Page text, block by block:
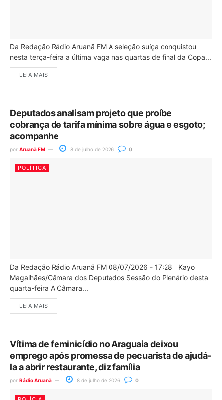
Da Redação Rádio Aruanã FM A seleção suíça conquistou
nesta terça-feira a última vaga nas quartas de final da Copa...
LEIA MAIS
Deputados analisam projeto que proíbe
cobrança de tarifa mínima sobre água e esgoto;
acompanhe
por Aruanã FM 8 de julho de 2026 0
POLÍTICA
Da Redação Rádio Aruanã FM 08/07/2026 - 17:28 Kayo
Magalhães/Câmara dos Deputados Sessão do Plenário desta
quarta-feira A Câmara...
LEIA MAIS
Vítima de feminicídio no Araguaia deixou
emprego após promessa de pecuarista de ajudá-
la a abrir restaurante, diz família
por Rádio Aruanã 8 de julho de 2026 0